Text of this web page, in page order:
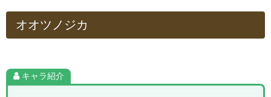
オオツノジカ
キャラ紹介